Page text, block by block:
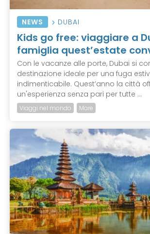
NEWS DUBAI
Kids go free: viaggiare a
famiglia quest’estate
Con le vacanze alle porte, Dubai si
destinazione ideale per una fuga
indimenticabile. Quest’anno la città
un'esperienza senza pari per tutte ...
Viaggi nel mondo Mare